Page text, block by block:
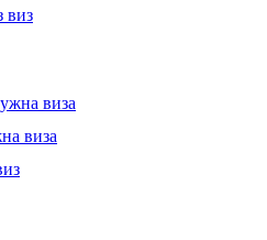
виз
виза
виза